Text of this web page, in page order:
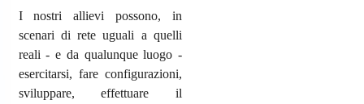
I nostri allievi possono, in
scenari di rete uguali a quelli
reali - e da qualunque luogo -
esercitarsi, fare configurazioni,
sviluppare, effettuare il